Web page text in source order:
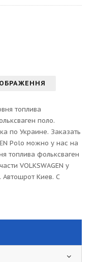
топлива
поло.
по Украине. Заказать
Polo можно у нас на
топлива фольксваген
VOLKSWAGEN у
Автошрот Киев. С